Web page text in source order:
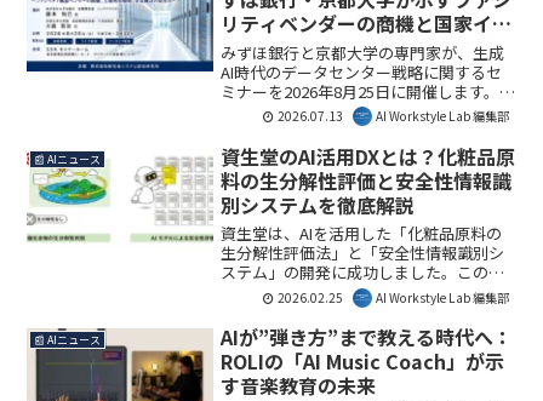
Workstyle Lab編集部としては、AIがモビ
リティの具体的な課題解決に貢献する好
例として注目しています。
リティベンダーの商機と国家イン
フラとしての未来
みずほ銀行と京都大学の専門家が、生成
AI時代のデータセンター戦略に関するセ
ミナーを2026年8月25日に開催します。本
セミナーでは、急拡大するデータセンタ
ー需要がファシリティ機器ベンダーにも
たらす商機や、国家インフラとしての立
地・政策動向を深掘りします。AIの進化
がビジネスと社会に与える影響を理解す
る上で、重要な示唆が得られるでしょ
う。
2026.07.13 AI Workstyle Lab 編集部
📰 AIニュース
資生堂のAI活用DXとは？化粧品原
料の生分解性評価と安全性情報識
別システムを徹底解説
資生堂は、AIを活用した「化粧品原料の
生分解性評価法」と「安全性情報識別シ
ステム」の開発に成功しました。この革
新的な技術は、化粧品の環境配慮と製品
安全性を飛躍的に向上させ、業界全体の
持続可能な発展に貢献します。研究開発
におけるDXの具体的な成果として、今後
のAI活用事例の参考になるでしょう。
2026.02.25 AI Workstyle Lab 編集部
📰 AIニュース
AIが”弾き方”まで教える時代へ：
ROLIの「AI Music Coach」が示
す音楽教育の未来